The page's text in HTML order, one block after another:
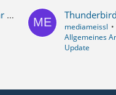
"Stationär" (Notebook) kein E-Mail-Abruf mehr möglich (seit Thunderbird 140.1.0 ESR; Arcor/Vodafone)
mediameissl
Allgemeines
Update